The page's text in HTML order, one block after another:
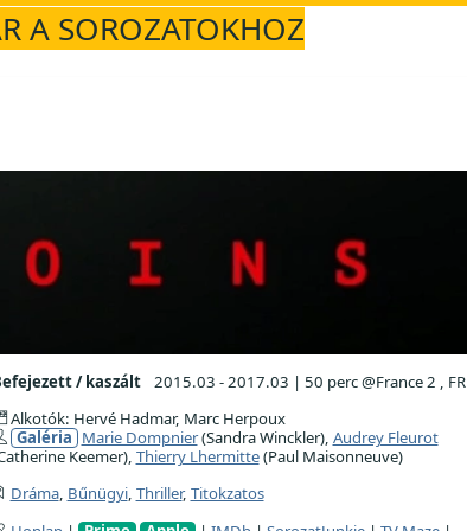
A SOROZATOKHOZ
/ kaszált 2015.03 - 2017.03 | 50 perc @France 2 , FR
Alkotók: Hervé Hadmar, Marc Herpoux
Galéria Marie Dompnier(Sandra Winckler), Audrey Fleurot
Keemer), Thierry Lhermitte(Paul Maisonneuve)
Dráma, Bűnügyi, Thriller, Titokzatos